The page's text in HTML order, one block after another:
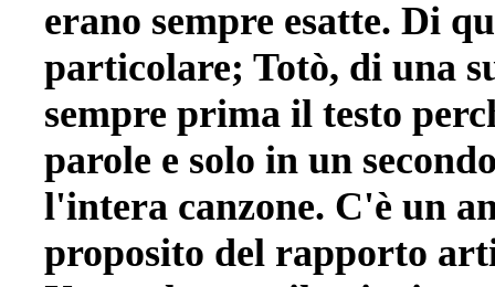
erano sempre esatte. Di
particolare; Totò, di una
sempre prima il testo
parole e solo in un
l'intera canzone. C'è un
proposito del rapporto